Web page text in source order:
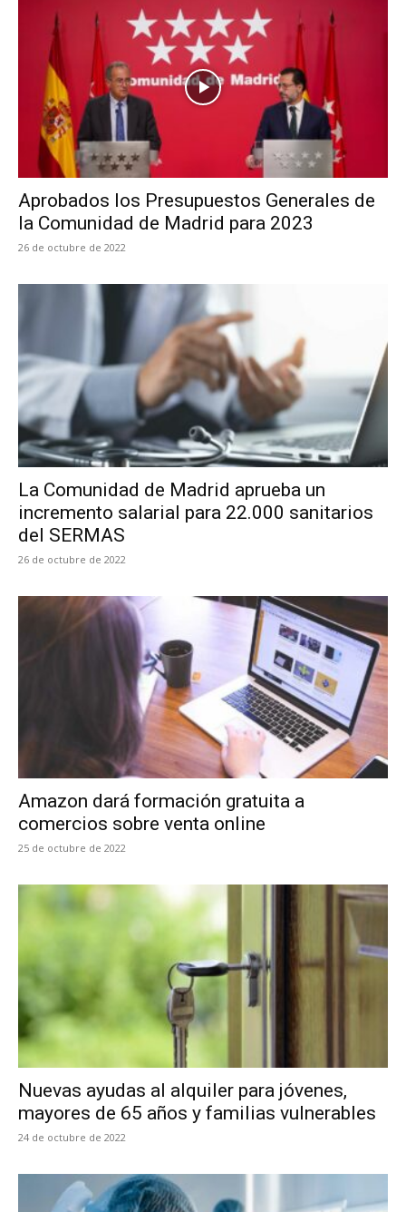
Aprobados los Presupuestos Generales de
la Comunidad de Madrid para 2023
26 de octubre de 2022
La Comunidad de Madrid aprueba un
incremento salarial para 22.000 sanitarios
del SERMAS
26 de octubre de 2022
Amazon dará formación gratuita a
comercios sobre venta online
25 de octubre de 2022
Nuevas ayudas al alquiler para jóvenes,
mayores de 65 años y familias vulnerables
24 de octubre de 2022